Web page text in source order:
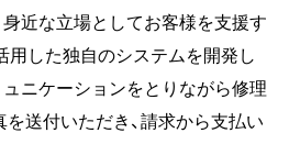
近な立場としてお客様を支援す
用した独自のシステムを開発し
ュニケーションをとりながら修理
送付いただき、請求から支払い